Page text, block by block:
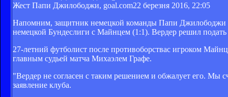
Жест Папи Джилободжи, goal.com22 березня 2016, 22:05
Напомним, защитник немецкой команды Папи Джилободжи
немецкой Бундеслиги с Майнцем (1:1). Вердер решил
27-летний футболист после противоборствас игроком
главным судьей матча Михаэлем Графе.
"Вердер не согласен с таким решением и обжалует его. Мы
заявление клуба.